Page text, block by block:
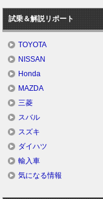
試乗＆解説リポート
TOYOTA
NISSAN
Honda
MAZDA
三菱
スバル
スズキ
ダイハツ
輸入車
気になる情報